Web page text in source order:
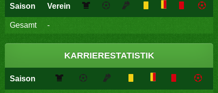
Saison Verein
Gesamt -
KARRIERESTATISTIK
Saison